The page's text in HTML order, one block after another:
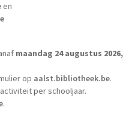
en
maandag 24 augustus 2026,
op aalst.bibliotheek.be.
per schooljaar.
.